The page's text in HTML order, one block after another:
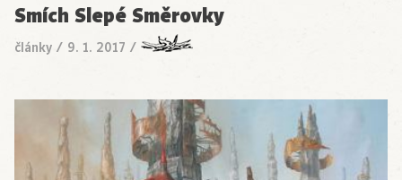
Smích Slepé Směrovky
články / 9. 1. 2017 /